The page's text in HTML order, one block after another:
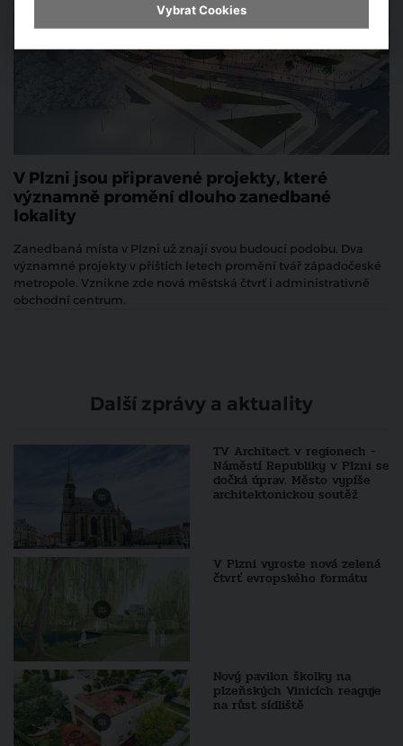
V Plzni jsou připravené projekty, které
významně promění dlouho zanedbané
lokality
Zanedbaná místa v Plzni už znají svou budoucí podobu. Dva
významné projekty v příštích letech promění tvář západočeské
metropole. Vznikne zde nová městská čtvrť i administrativně
obchodní centrum.
Další zprávy a aktuality
TV Architect v regionech -
Náměstí Republiky v Plzni se
dočká úprav. Město vypíše
architektonickou soutěž
V Plzni vyroste nová zelená
čtvrť evropského formátu
Nový pavilon školky na
plzeňských Vinicích reaguje
na růst sídliště
Vybrat Cookies